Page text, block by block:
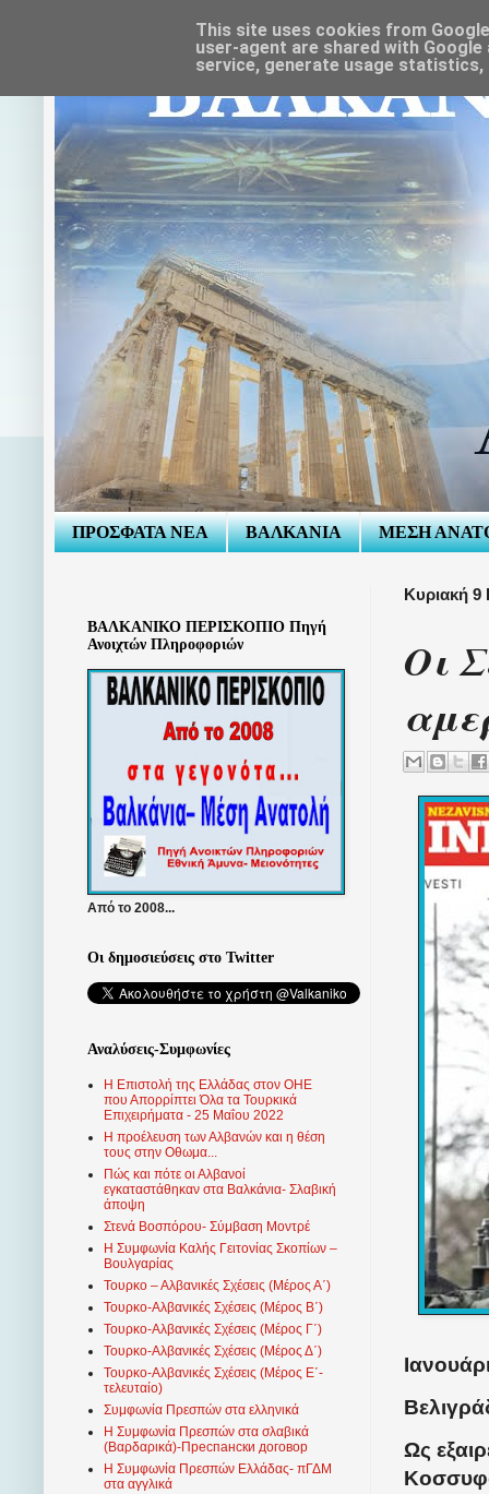
ΠΡΟΣΦΑΤΑ ΝΕΑ ΒΑΛΚΑΝΙΑ ΜΕΣΗ
Κυριακή 9
Οι
Ως
ΒΑΛΚΑΝΙΚΟ ΠΕΡΙΣΚΟΠΙΟ Πηγή
Ανοιχτών Πληροφοριών
Από το 2008...
Οι δημοσιεύσεις στο Twitter
Αναλύσεις-Συμφωνίες
Η Επιστολή της Ελλάδας στον ΟΗΕ
που Απορρίπτει Όλα τα Τουρκικά
Επιχειρήματα - 25 Μαΐου 2022
Η προέλευση των Αλβανών και η θέση
τους στην Οθωμα...
Πώς και πότε οι Αλβανοί
εγκαταστάθηκαν στα Βαλκάνια- Σλαβική
άποψη
Στενά Βοσπόρου- Σύμβαση Μοντρέ
Η Συμφωνία Καλής Γειτονίας Σκοπίων –
Βουλγαρίας
Τουρκο – Αλβανικές Σχέσεις (Mέρος Α΄)
Τουρκο-Αλβανικές Σχέσεις (Μέρος Β΄)
Τουρκο-Αλβανικές Σχέσεις (Μέρος Γ΄)
Τουρκο-Αλβανικές Σχέσεις (Μέρος Δ΄)
Τουρκο-Αλβανικές Σχέσεις (Μέρος Ε΄-
τελευταίο)
Συμφωνία Πρεσπών στα ελληνικά
Η Συμφωνία Πρεσπών στα σλαβικά
(Βαρδαρικά)-Преспански договор
Η Συμφωνία Πρεσπών Ελλάδας- πΓΔΜ
στα αγγλικά
This site uses cookies from
user-agent are shared with
service, generate usage statistics,